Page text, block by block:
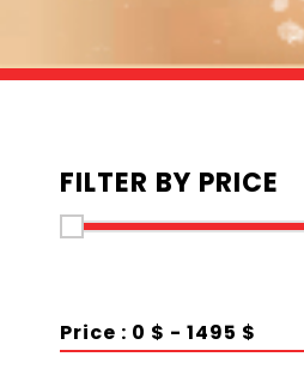
FILTER BY PRICE
Price : 0 $ - 1495 $